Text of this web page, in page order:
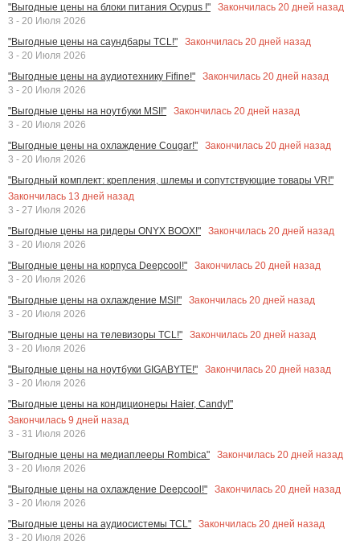
"Выгодные цены на блоки питания Ocypus !"
Закончилась 20 дней назад
3 - 20 Июля 2026
"Выгодные цены на саундбары TCL!"
Закончилась 20 дней назад
3 - 20 Июля 2026
"Выгодные цены на аудиотехнику Fifine!"
Закончилась 20 дней назад
3 - 20 Июля 2026
"Выгодные цены на ноутбуки MSI!"
Закончилась 20 дней назад
3 - 20 Июля 2026
"Выгодные цены на охлаждение Cougar!"
Закончилась 20 дней назад
3 - 20 Июля 2026
"Выгодный комплект: крепления, шлемы и сопутствующие товары VR!"
Закончилась 13 дней назад
3 - 27 Июля 2026
"Выгодные цены на ридеры ONYX BOOX!"
Закончилась 20 дней назад
3 - 20 Июля 2026
"Выгодные цены на корпуса Deepcool!"
Закончилась 20 дней назад
3 - 20 Июля 2026
"Выгодные цены на охлаждение MSI!"
Закончилась 20 дней назад
3 - 20 Июля 2026
"Выгодные цены на телевизоры TCL!"
Закончилась 20 дней назад
3 - 20 Июля 2026
"Выгодные цены на ноутбуки GIGABYTE!"
Закончилась 20 дней назад
3 - 20 Июля 2026
"Выгодные цены на кондиционеры Haier, Candy!"
Закончилась 9 дней назад
3 - 31 Июля 2026
"Выгодные цены на медиаплееры Rombica"
Закончилась 20 дней назад
3 - 20 Июля 2026
"Выгодные цены на охлаждение Deepcool!"
Закончилась 20 дней назад
3 - 20 Июля 2026
"Выгодные цены на аудиосистемы TCL"
Закончилась 20 дней назад
3 - 20 Июля 2026